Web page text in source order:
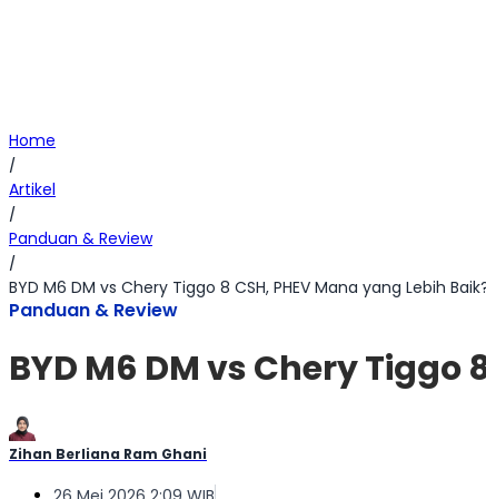
Home
/
Artikel
/
Panduan & Review
/
BYD M6 DM vs Chery Tiggo 8 CSH, PHEV Mana yang Lebih
Panduan & Review
BYD M6 DM vs Chery Tiggo
Zihan Berliana Ram Ghani